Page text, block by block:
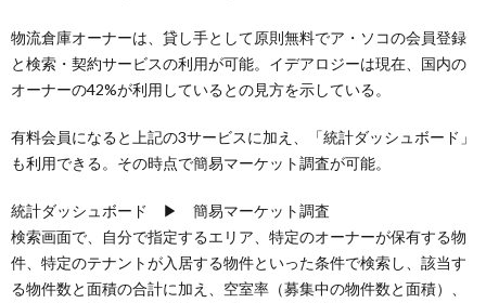
物流倉庫オーナーは、貸し手として原則無料でア・ソコの会員登録
と検索・契約サービスの利用が可能。イデアロジーは現在、国内の
オーナーの42%が利用しているとの見方を示している。
有料会員になると上記の3サービスに加え、「統計ダッシュボード」
も利用できる。その時点で簡易マーケット調査が可能。
統計ダッシュボード ▶ 簡易マーケット調査
検索画面で、自分で指定するエリア、特定のオーナーが保有する物
件、特定のテナントが入居する物件といった条件で検索し、該当す
る物件数と面積の合計に加え、空室率（募集中の物件数と面積）、